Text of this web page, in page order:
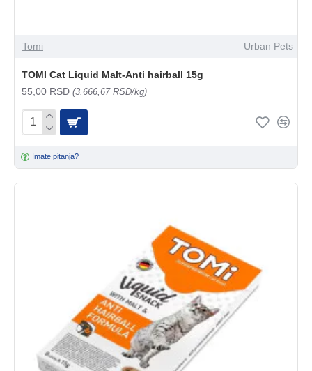
Tomi Urban Pets
TOMI Cat Liquid Malt-Anti hairball 15g
55,00 RSD (3.666,67 RSD/kg)
Imate pitanja?